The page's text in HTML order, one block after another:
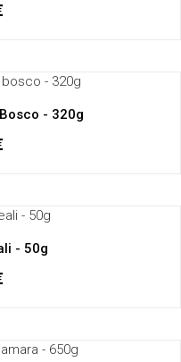
- 320g
- 50g